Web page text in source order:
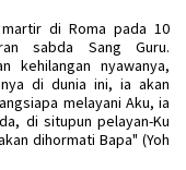
di Roma pada 10
sabda Sang Guru.
kehilangan nyawanya,
di dunia ini, ia akan
melayani Aku, ia
di situpun pelayan-Ku
dihormati Bapa" (Yoh